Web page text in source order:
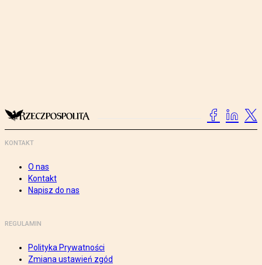
KONTAKT
O nas
Kontakt
Napisz do nas
REGULAMIN
Polityka Prywatności
Zmiana ustawień zgód